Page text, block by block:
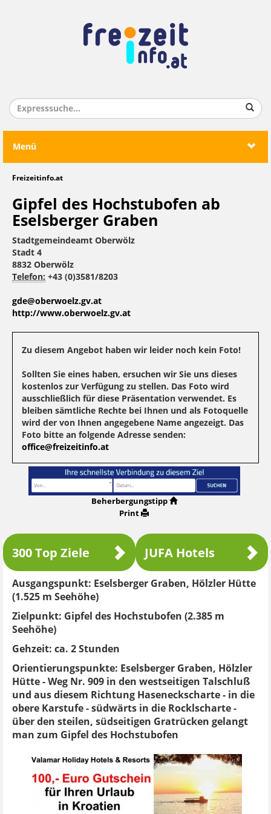
Menü
Freizeitinfo.at
Gipfel des Hochstubofen ab
Eselsberger Graben
Stadtgemeindeamt Oberwölz
Stadt 4
8832 Oberwölz
Telefon: +43 (0)3581/8203
gde@oberwoelz.gv.at
http://www.oberwoelz.gv.at
Zu diesem Angebot haben wir leider noch kein Foto!
Sollten Sie eines haben, ersuchen wir Sie uns dieses
kostenlos zur Verfügung zu stellen. Das Foto wird
ausschließlich für diese Präsentation verwendet. Es
bleiben sämtliche Rechte bei Ihnen und als Fotoquelle
wird der von Ihnen angegebene Name angezeigt. Das
Foto bitte an folgende Adresse senden:
office@freizeitinfo.at
Beherbergungstipp
Print
300 Top Ziele JUFA Hotels
Ausgangspunkt: Eselsberger Graben, Hölzler Hütte
(1.525 m Seehöhe)
Zielpunkt: Gipfel des Hochstubofen (2.385 m
Seehöhe)
Gehzeit: ca. 2 Stunden
Orientierungspunkte: Eselsberger Graben, Hölzler
Hütte - Weg Nr. 909 in den westseitigen Talschluß
und aus diesem Richtung Haseneckscharte - in die
obere Karstufe - südwärts in die Rocklscharte -
über den steilen, südseitigen Gratrücken gelangt
man zum Gipfel des Hochstubofen